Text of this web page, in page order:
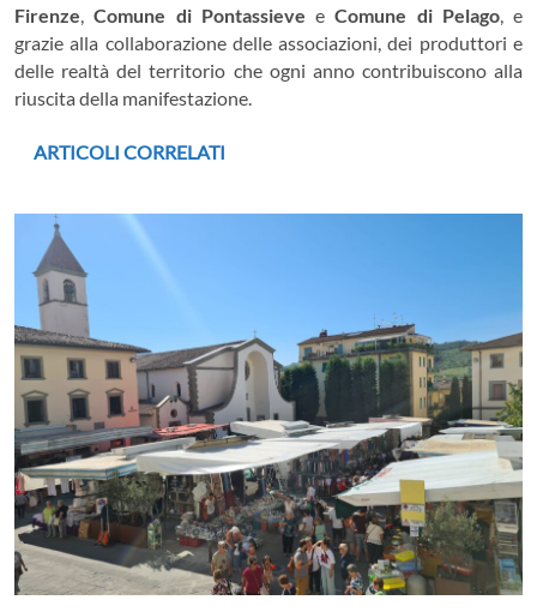
Firenze,Comune di Pontassieve eComune di Pelago, e
grazie alla collaborazione delle associazioni, dei produttori e
delle realtà del territorio che ogni anno contribuiscono alla
riuscita della manifestazione.
ARTICOLI CORRELATI